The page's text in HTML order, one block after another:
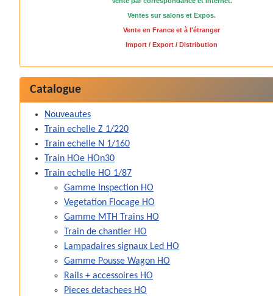
Ventes sur salons et Expos.
Vente en France et à l'étranger
Import / Export / Distribution
Catalogue
Nouveautes
Train echelle Z 1/220
Train echelle N 1/160
Train HOe HOn30
Train echelle HO 1/87
Gamme Inspection HO
Vegetation Flocage HO
Gamme MTH Trains HO
Train de chantier HO
Lampadaires signaux Led HO
Gamme Pousse Wagon HO
Rails + accessoires HO
Pieces detachees HO